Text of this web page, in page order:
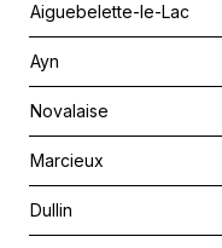
Aiguebelette-le-Lac
Ayn
Novalaise
Marcieux
Dullin